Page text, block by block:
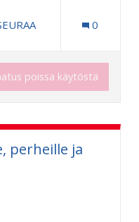
SEURAAJAA 0
poissa käytöstä
perheille ja